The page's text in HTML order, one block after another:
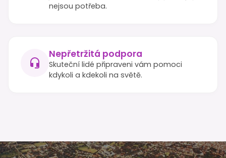
nejsou potřeba.
Nepřetržitá podpora
Skuteční lidé připraveni vám pomoci
kdykoli a kdekoli na světě.